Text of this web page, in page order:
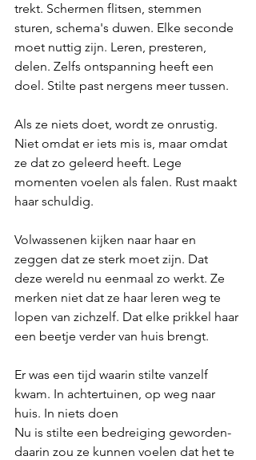
trekt. Schermen flitsen, stemmen
sturen, schema's duwen. Elke seconde
moet nuttig zijn. Leren, presteren,
delen. Zelfs ontspanning heeft een
doel. Stilte past nergens meer tussen.
Als ze niets doet, wordt ze onrustig.
Niet omdat er iets mis is, maar omdat
ze dat zo geleerd heeft. Lege
momenten voelen als falen. Rust maakt
haar schuldig.
Volwassenen kijken naar haar en
zeggen dat ze sterk moet zijn. Dat
deze wereld nu eenmaal zo werkt. Ze
merken niet dat ze haar leren weg te
lopen van zichzelf. Dat elke prikkel haar
een beetje verder van huis brengt.
Er was een tijd waarin stilte vanzelf
kwam. In achtertuinen, op weg naar
huis. In niets doen
Nu is stilte een bedreiging geworden-
daarin zou ze kunnen voelen dat het te